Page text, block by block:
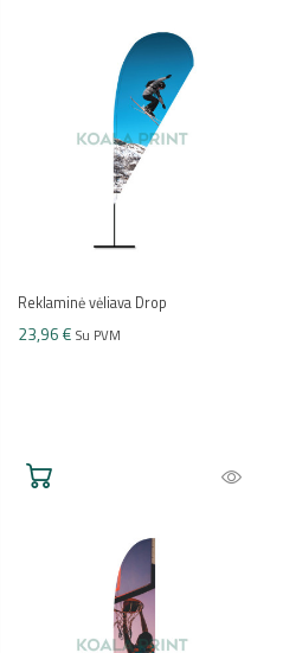
Reklaminė vėliava Drop
23,96 € Su PVM